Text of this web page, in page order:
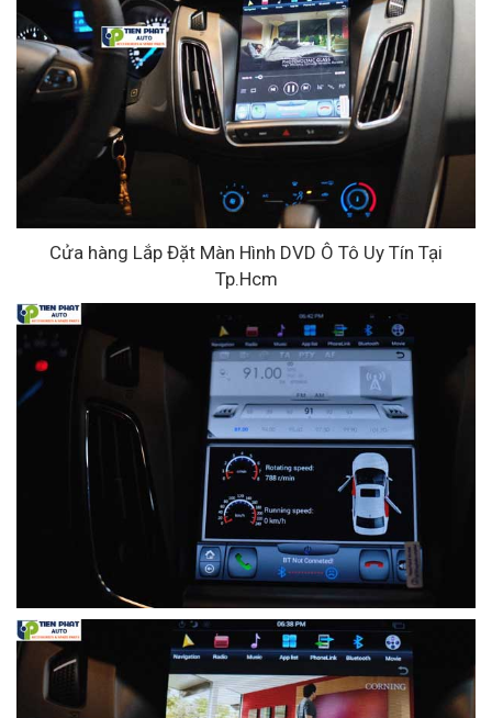
Cửa hàng Lắp Đặt Màn Hình DVD Ô Tô Uy Tín Tại
Tp.Hcm